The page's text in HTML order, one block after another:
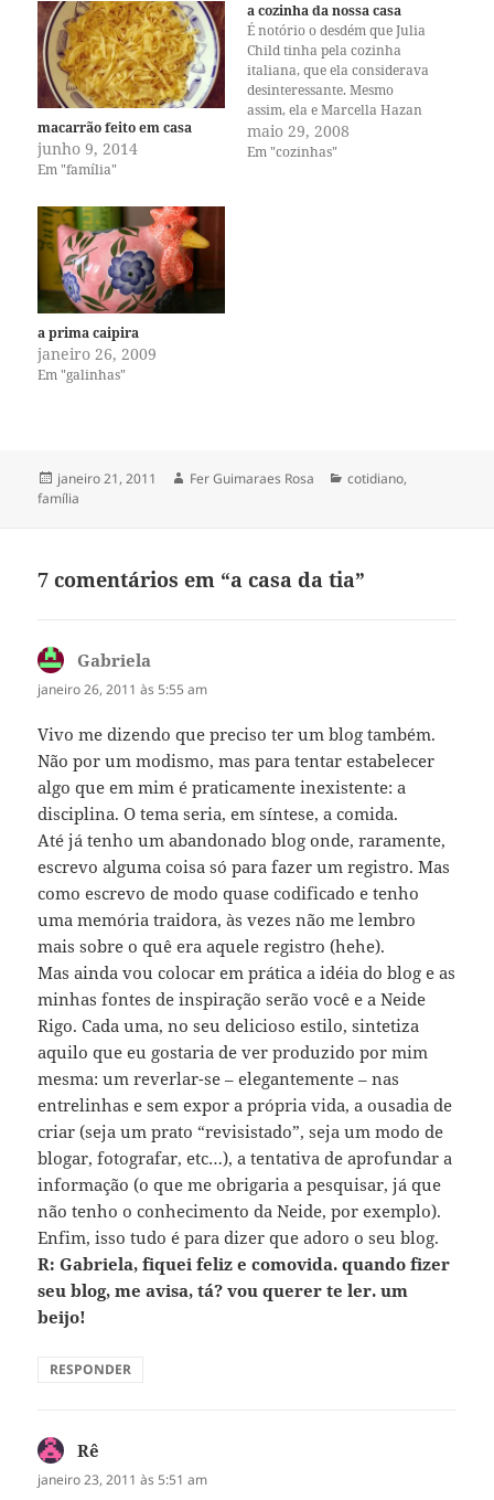
macarrão feito em casa
junho 9, 2014
Em "família"
a cozinha da nossa casa
É notório o desdém que Julia
Child tinha pela cozinha
italiana, que ela considerava
desinteressante. Mesmo
assim, ela e Marcella Hazan
sempre mantiveram um
relacionamento amigável.
maio 29, 2008
Em "cozinhas"
a prima caipira
janeiro 26, 2009
Em "galinhas"
Publicado
em
janeiro 21, 2011 Autor
Fer Guimaraes Rosa Categorias
cotidiano,
família
7 comentários em “a casa da tia”
Gabriela
janeiro 26, 2011 às 5:55 am
Vivo me dizendo que preciso ter um blog também.
Não por um modismo, mas para tentar estabelecer
algo que em mim é praticamente inexistente: a
disciplina. O tema seria, em síntese, a comida.
Até já tenho um abandonado blog onde, raramente,
escrevo alguma coisa só para fazer um registro. Mas
como escrevo de modo quase codificado e tenho
uma memória traidora, às vezes não me lembro
mais sobre o quê era aquele registro (hehe).
Mas ainda vou colocar em prática a idéia do blog e as
minhas fontes de inspiração serão você e a Neide
Rigo. Cada uma, no seu delicioso estilo, sintetiza
aquilo que eu gostaria de ver produzido por mim
mesma: um reverlar-se – elegantemente – nas
entrelinhas e sem expor a própria vida, a ousadia de
criar (seja um prato “revisistado”, seja um modo de
blogar, fotografar, etc…), a tentativa de aprofundar a
informação (o que me obrigaria a pesquisar, já que
não tenho o conhecimento da Neide, por exemplo).
Enfim, isso tudo é para dizer que adoro o seu blog.
R: Gabriela, fiquei feliz e comovida. quando fizer
seu blog, me avisa, tá? vou querer te ler. um
beijo!
RESPONDER
Rê
janeiro 23, 2011 às 5:51 am